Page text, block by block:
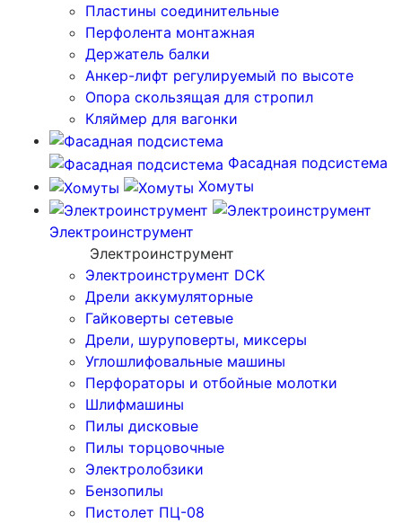
Пластины соединительные
Перфолента монтажная
Держатель балки
Анкер-лифт регулируемый по высоте
Опора скользящая для стропил
Кляймер для вагонки
Фасадная подсистема
Хомуты
Электроинструмент
Электроинструмент
Электроинструмент DCK
Дрели аккумуляторные
Гайковерты сетевые
Дрели, шуруповерты, миксеры
Углошлифовальные машины
Перфораторы и отбойные молотки
Шлифмашины
Пилы дисковые
Пилы торцовочные
Электролобзики
Бензопилы
Пистолет ПЦ-08